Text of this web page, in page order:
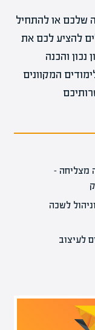
שלכם או להתחיל
להציע לכם את
והכנה
המקוונים
מצליחה –
לשכה
לעיצוב